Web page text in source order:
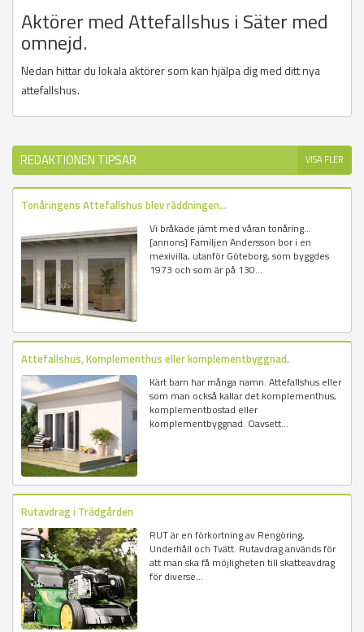
Aktörer med Attefallshus i Säter med
omnejd.
Nedan hittar du lokala aktörer som kan hjälpa dig med ditt nya
attefallshus.
REDAKTIONEN TIPSAR VISA FLER
Tonåringens Attefallshus blev räddningen...
Vi bråkade jämt med våran tonåring...
[annons] Familjen Andersson bor i en
mexivilla, utanför Göteborg, som byggdes
1973 och som är på 130...
Attefallshus, Komplementhus eller komplementbyggnad.
Kärt barn har många namn. Attefallshus eller
som man också kallar det komplementhus,
komplementbostad eller
komplementbyggnad. Oavsett...
Rutavdrag i Trädgården
RUT är en förkortning av Rengöring,
Underhåll och Tvätt. Rutavdrag används för
att man ska få möjligheten till skatteavdrag
för diverse...